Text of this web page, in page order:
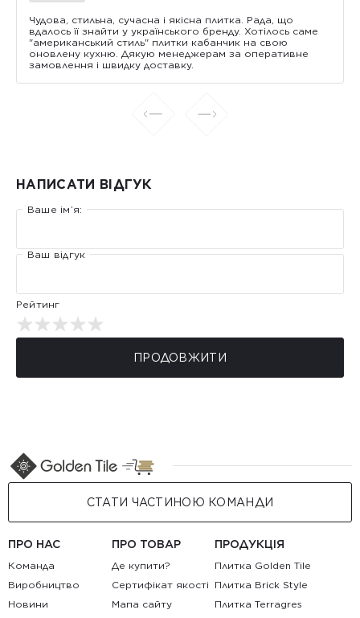
Чудова, стильна, сучасна і якісна плитка. Рада, що
вдалось її знайти у українського бренду. Хотілось саме
"американський стиль" плитки кабанчик на свою
оновлену кухню. Дякую менеджерам за оперативне
замовлення і швидку доставку.
НАПИСАТИ ВІДГУК
Ваше ім’я:
Ваш відгук
Рейтинг
ПРОДОВЖИТИ
СТАТИ ЧАСТИНОЮ КОМАНДИ
ПРО НАС
Команда
Виробництво
Новини
ПРО ТОВАР
Де купити?
Сертифікат якості
Мапа сайту
ПРОДУКЦІЯ
Плитка Golden Tile
Плитка Brick Style
Плитка Terragres